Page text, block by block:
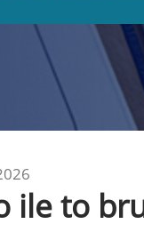
ile to